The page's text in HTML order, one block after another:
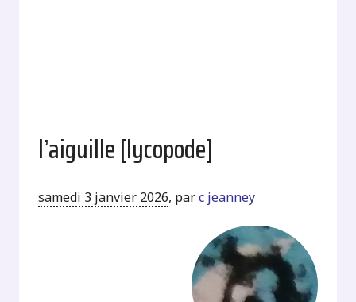
l’aiguille [lycopode]
samedi 3 janvier 2026, parc jeanney